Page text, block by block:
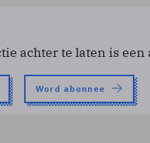
achter te laten is
Word abonnee